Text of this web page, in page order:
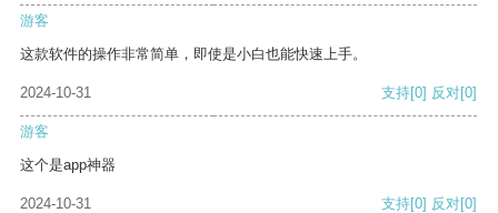
游客
这款软件的操作非常简单，即使是小白也能快速上手。
2024-10-31 支持[0] 反对[0]
游客
这个是app神器
2024-10-31 支持[0] 反对[0]